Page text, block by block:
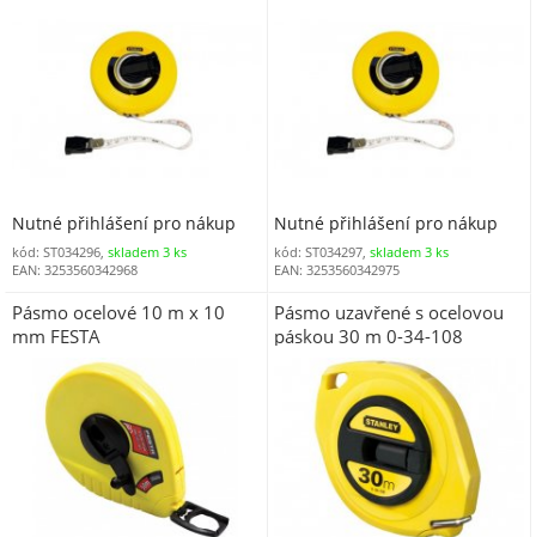
Nutné přihlášení pro nákup
kód: ST034296, skladem 3 ks
EAN: 3253560342968
Nutné přihlášení pro nákup
kód: ST034297,skladem 3 ks
EAN: 3253560342975
Pásmo ocelové 10 m x 10
mm FESTA
Pásmo uzavřené s ocelovou
páskou 30 m 0-34-108